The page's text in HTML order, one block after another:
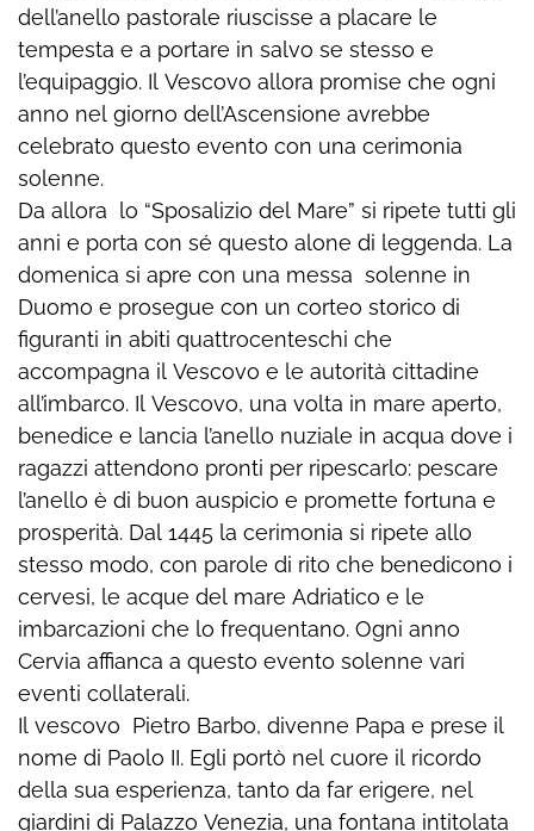
dell’anello pastorale riuscisse a placare le
tempesta e a portare in salvo se stesso e
l’equipaggio. Il Vescovo allora promise che ogni
anno nel giorno dell’Ascensione avrebbe
celebrato questo evento con una cerimonia
solenne.
Da allora lo “Sposalizio del Mare” si ripete tutti gli
anni e porta con sé questo alone di leggenda. La
domenica si apre con una messa solenne in
Duomo e prosegue con un corteo storico di
figuranti in abiti quattrocenteschi che
accompagna il Vescovo e le autorità cittadine
all’imbarco. Il Vescovo, una volta in mare aperto,
benedice e lancia l’anello nuziale in acqua dove i
ragazzi attendono pronti per ripescarlo: pescare
l’anello è di buon auspicio e promette fortuna e
prosperità. Dal 1445 la cerimonia si ripete allo
stesso modo, con parole di rito che benedicono i
cervesi, le acque del mare Adriatico e le
imbarcazioni che lo frequentano. Ogni anno
Cervia affianca a questo evento solenne vari
eventi collaterali.
Il vescovo Pietro Barbo, divenne Papa e prese il
nome di Paolo II. Egli portò nel cuore il ricordo
della sua esperienza, tanto da far erigere, nel
giardini di Palazzo Venezia, una fontana intitolata